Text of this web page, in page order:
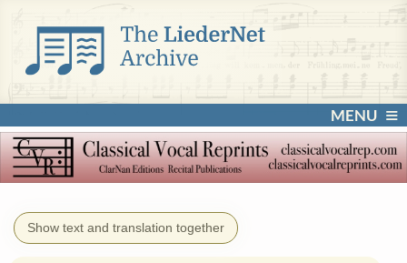
MENU
Show text and translation together